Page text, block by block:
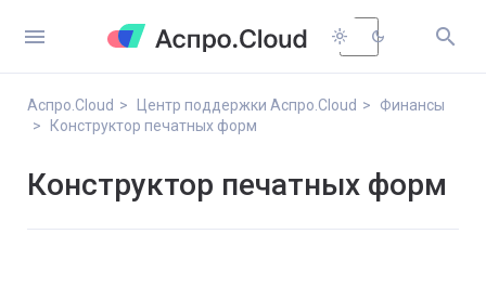
 light_mode dark_mode 
Аспро.Cloud Центр поддержки Аспро.Cloud
Финансы
Конструктор печатных форм
Конструктор печатных форм